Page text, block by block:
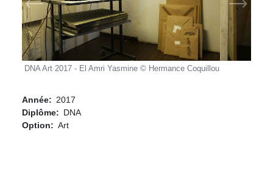
DNA Art 2017 - El Amri Yasmine © Hermance Coquillou
Année
2017
Diplôme
DNA
Option
Art